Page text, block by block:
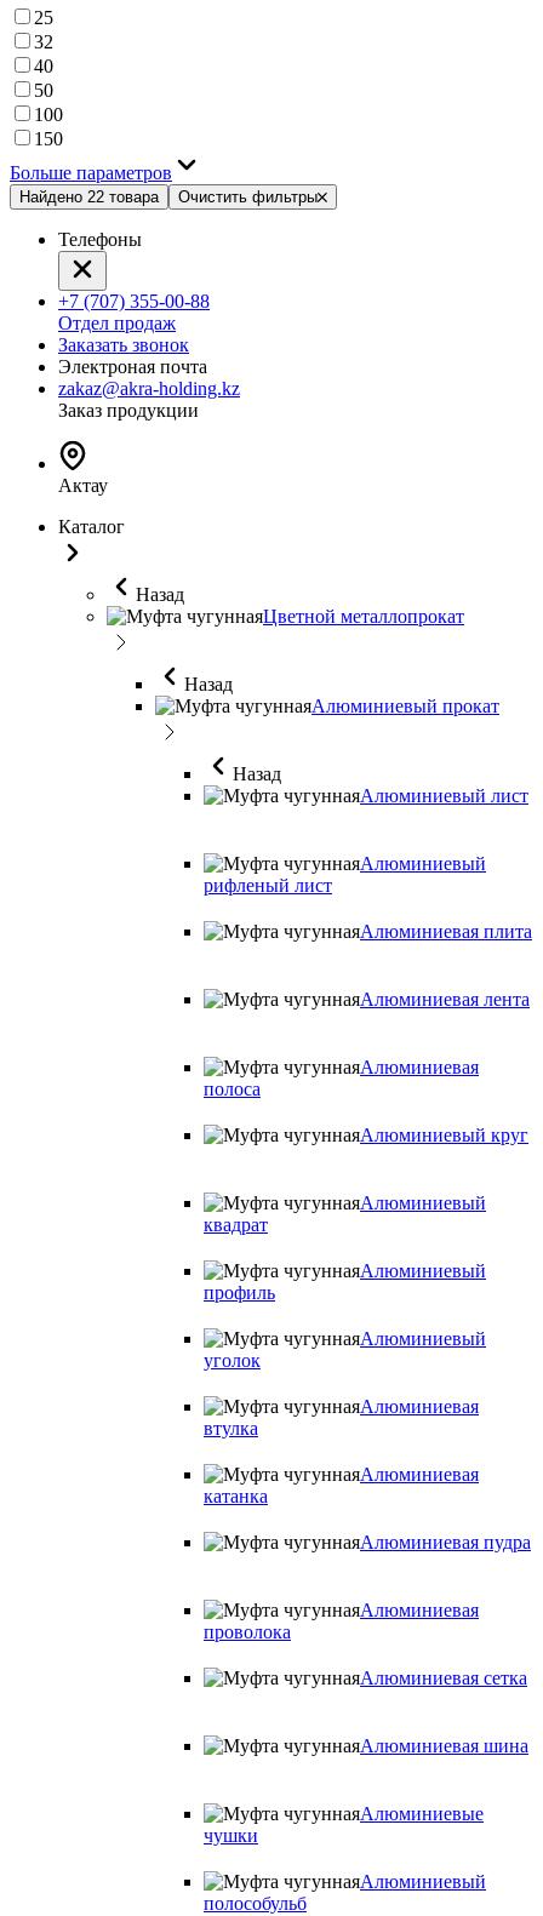
25
32
40
50
100
150
Больше параметров
Найдено 22 товара Очистить фильтры
Телефоны
+7 (707) 355-00-88
Отдел продаж
Заказать звонок
Электроная почта
zakaz@akra-holding.kz
Заказ продукции
Актау
Каталог
Назад
Цветной металлопрокат
Назад
Алюминиевый прокат
Назад
Алюминиевый лист
Алюминиевый
рифленый лист
Алюминиевая плита
Алюминиевая лента
Алюминиевая
полоса
Алюминиевый круг
Алюминиевый
квадрат
Алюминиевый
профиль
Алюминиевый
уголок
Алюминиевая
втулка
Алюминиевая
катанка
Алюминиевая пудра
Алюминиевая
проволока
Алюминиевая сетка
Алюминиевая шина
Алюминиевые
чушки
Алюминиевый
полособульб